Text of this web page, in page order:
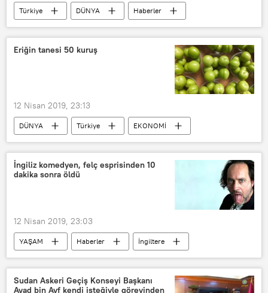
Türkiye DÜNYA
Haberler
POLİTİKA
TÜRKİYE
İstanbul
Maltepe
oy sayımı
Eriğin tanesi 50 kuruş
12 Nisan 2019, 23:13
DÜNYA Türkiye
EKONOMİ
Haberler
TÜRKİYE
İngiliz komedyen, felç esprisinden 10
dakika sonra öldü
12 Nisan 2019, 23:03
YAŞAM Haberler
İngiltere
Ian Cognito
espri
Sudan Askeri Geçiş Konseyi Başkanı
Avad bin Avf kendi isteğiyle görevinden